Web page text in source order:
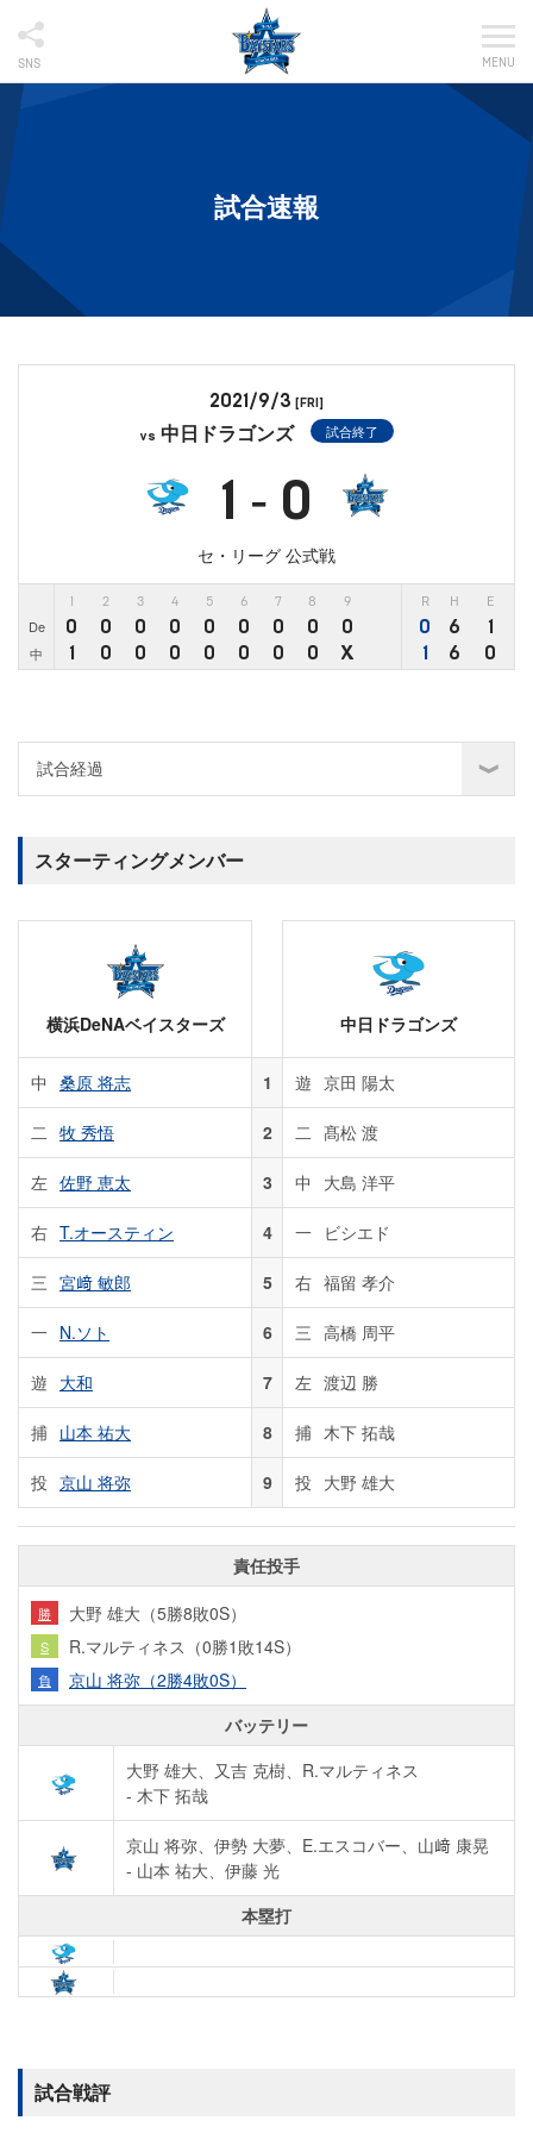
SNS MENU
試合速報
2021/9/3 [FRI]
vs 中日ドラゴンズ 試合終了
1 - 0
セ・リーグ 公式戦
2 3 4 5 6 7 8 9 R H E
De 0 0 0 0 0 0 0 0 0 0 6 1
中 1 0 0 0 0 0 0 0 X 1 6 0
スターティングメンバー
横浜DeNAベイスターズ 中日ドラゴンズ
中 桑原 将志 1 遊 京田 陽太
二 牧 秀悟 2 二 髙松 渡
左 佐野 恵太 3 中 大島 洋平
右 T.オースティン 4 一 ビシエド
三 宮﨑 敏郎 5 右 福留 孝介
一 N.ソト 6 三 高橋 周平
遊 大和 7 左 渡辺 勝
捕 山本 祐大 8 捕 木下 拓哉
投 京山 将弥 9 投 大野 雄大
責任投手
勝 大野 雄大（5勝8敗0S）
S R.マルティネス（0勝1敗14S）
負
京山 将弥（2勝4敗0S）
バッテリー
大野 雄大、又吉 克樹、R.マルティネス
- 木下 拓哉
京山 将弥、伊勢 大夢、E.エスコバー、山﨑 康晃
- 山本 祐大、伊藤 光
本塁打
試合戦評